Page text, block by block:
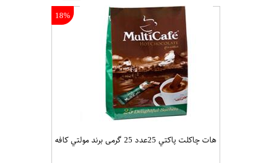
18%
هات چاکلت پاکتي 25عدد 25 گرمی برند مولتي کافه